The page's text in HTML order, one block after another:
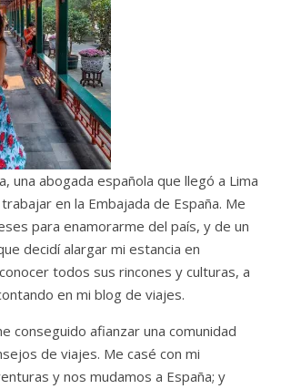
una abogada española que llegó a Lima
en la Embajada de España. Me
para enamorarme del país, y de un
decidí alargar mi estancia en
todos sus rincones y culturas, a
en mi blog de viajes.
conseguido afianzar una comunidad
de viajes. Me casé con mi
y nos mudamos a España; y